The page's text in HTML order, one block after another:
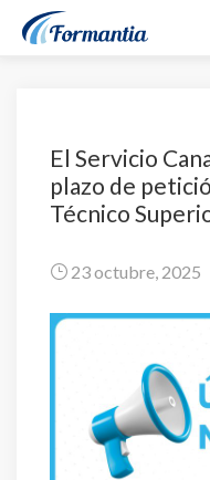
El Servicio
plazo de
Técnico
23 octubre, 2025